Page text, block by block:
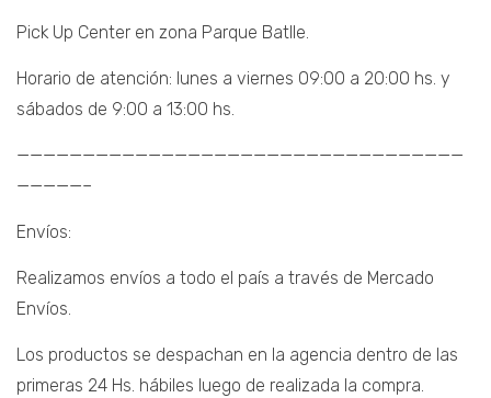
Pick Up Center en zona Parque Batlle.
Horario de atención: lunes a viernes 09:00 a 20:00 hs. y
sábados de 9:00 a 13:00 hs.
——————————————————————————————————
—————–
Envíos:
Realizamos envíos a todo el país a través de Mercado
Envíos.
Los productos se despachan en la agencia dentro de las
primeras 24 Hs. hábiles luego de realizada la compra.